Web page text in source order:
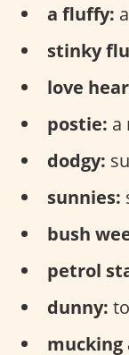
a fluffy:
stinky
love
postie: a
dodgy:
sunnies:
bush
petrol
dunny:
mucking